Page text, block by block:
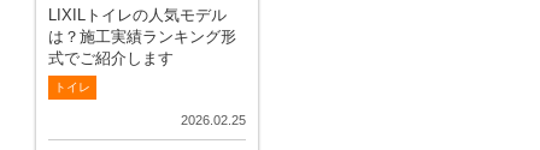
LIXILトイレの人気モデル
は？施工実績ランキング形
式でご紹介します
トイレ
2026.02.25